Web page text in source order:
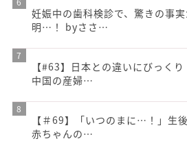
妊娠中の歯科検診で、驚きの事
明…！ byささ…
【#63】日本との違いにびっく
中国の産婦…
【＃69】「いつのまに…！」生
赤ちゃんの…